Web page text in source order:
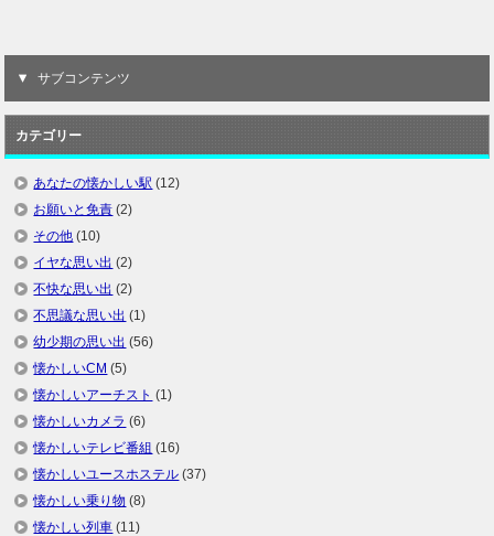
サブコンテンツ
カテゴリー
あなたの懐かしい駅 (12)
お願いと免責 (2)
その他 (10)
イヤな思い出 (2)
不快な思い出 (2)
不思議な思い出 (1)
幼少期の思い出 (56)
懐かしいCM (5)
懐かしいアーチスト (1)
懐かしいカメラ (6)
懐かしいテレビ番組 (16)
懐かしいユースホステル (37)
懐かしい乗り物 (8)
懐かしい列車 (11)